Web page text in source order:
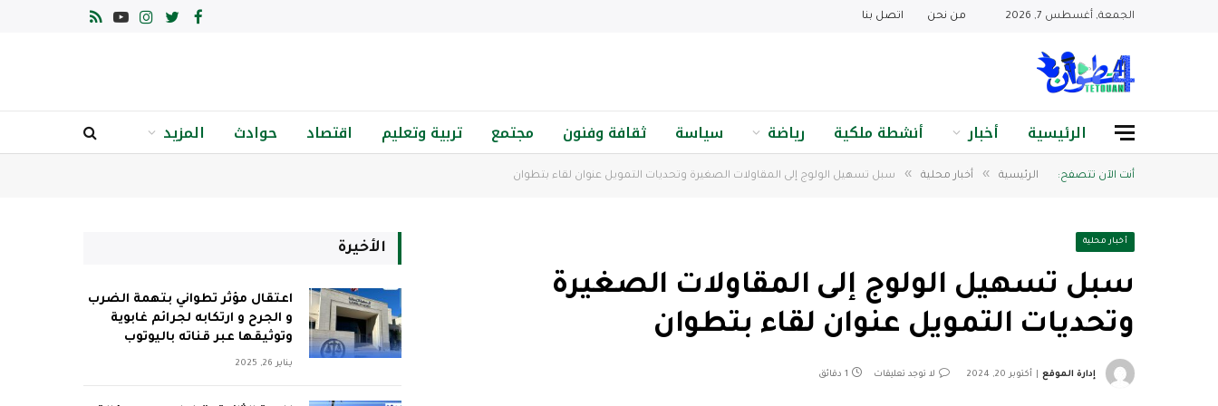
الجمعة, أغسطس 7, 2026 من نحن اتصل بنا
فيسبوك
تويتر الانستغرام
يوتيوبRSS
الرئيسية أخبار أنشطة ملكية رياضة سياسة ثقافة وفنون مجتمع تربية وتعليم اقتصاد حوادث المزيد
أنت الآن تتصفح: الرئيسية » أخبار محلية » سبل تسهيل الولوج إلى المقاولات الصغيرة وتحديات التمويل عنوان لقاء بتطوان
أخبار محلية
سبل تسهيل الولوج إلى المقاولات الصغيرة
وتحديات التمويل عنوان لقاء بتطوان
إدارة الموقع أكتوبر 20, 2024 لا توجد تعليقات 1 دقائق
الأخيرة
اعتقال مؤثر تطواني بتهمة الضرب
و الجرح و ارتكابه لجرائم غابوية
وتوثيقها عبر قناته باليوتوب
يناير 26, 2025